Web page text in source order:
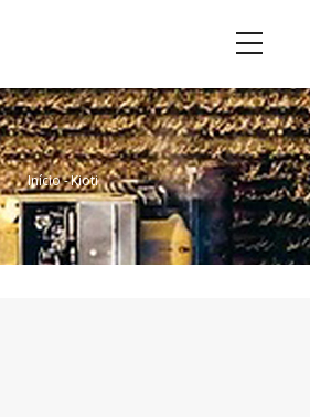
Navegação
Estrutural
Início-Kioti